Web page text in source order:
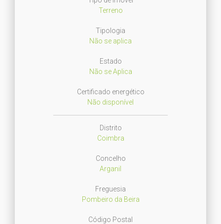
Terreno
Tipologia
Não se aplica
Estado
Não se Aplica
Certificado energético
Não disponível
Distrito
Coimbra
Concelho
Arganil
Freguesia
Pombeiro da Beira
Código Postal